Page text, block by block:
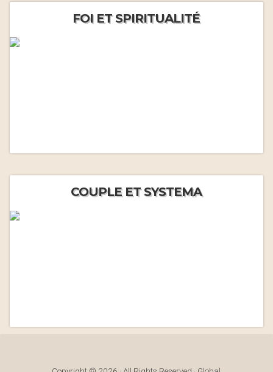
FOI ET SPIRITUALITÉ
COUPLE ET SYSTEMA